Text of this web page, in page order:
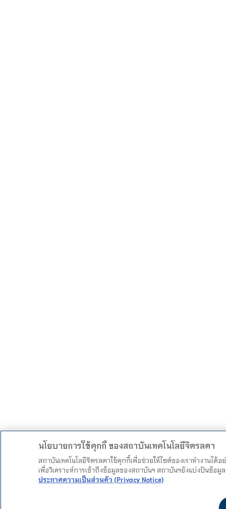
นโยบายการใช้คุกกี้ ของสถาบันเทคโนโลยีจิตรลดา
สถาบันเทคโนโลยีจิตรลดาใช้คุกกี้เพื่อช่วยให้ไซต์ของเราทำงานไ
เพื่อวิเคราะห์การเข้าถึงข้อมูลของสถาบันฯ สถาบันฯยังแบ่งปันข้อ
ประกาศความเป็นส่วนตัว (Privacy Notice)